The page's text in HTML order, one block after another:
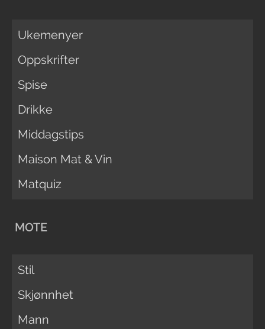
Ukemenyer
Oppskrifter
Spise
Drikke
Middagstips
Maison Mat & Vin
Matquiz
MOTE
Stil
Skjønnhet
Mann